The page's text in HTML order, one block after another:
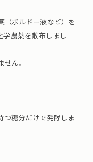
（ボルドー液など）を
学農薬を散布しまし
ん。
つ糖分だけで発酵しま